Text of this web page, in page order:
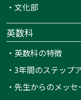
・文化部
英数科
・ 英数科の特徴
・3年間のステップ
・先生からのメッセ